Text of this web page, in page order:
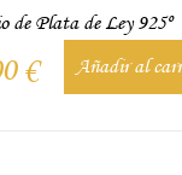
de Plata de Ley 925º
€ Añadir al